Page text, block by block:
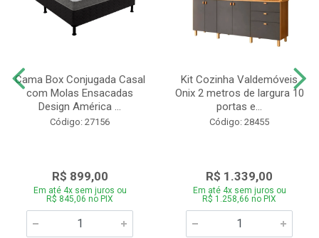
Cama Box Conjugada Casal
com Molas Ensacadas
Design América ...
Código: 27156
R$ 899,00
Em até 4x sem juros ou
R$ 845,06 no PIX
Kit Cozinha Valdemóveis
Onix 2 metros de largura 10
portas e...
Código: 28455
R$ 1.339,00
Em até 4x sem juros ou
R$ 1.258,66 no PIX